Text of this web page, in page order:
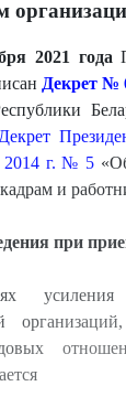
2021 года
Декрет №
Декрет
2014 г. № 5
и
при
усиления